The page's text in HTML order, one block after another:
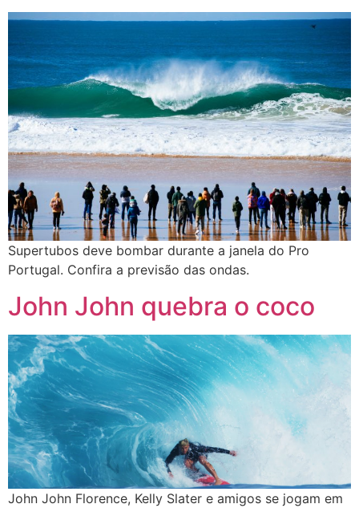
Supertubos deve bombar durante a janela do Pro
Portugal. Confira a previsão das ondas.
John John quebra o coco
John John Florence, Kelly Slater e amigos se jogam em